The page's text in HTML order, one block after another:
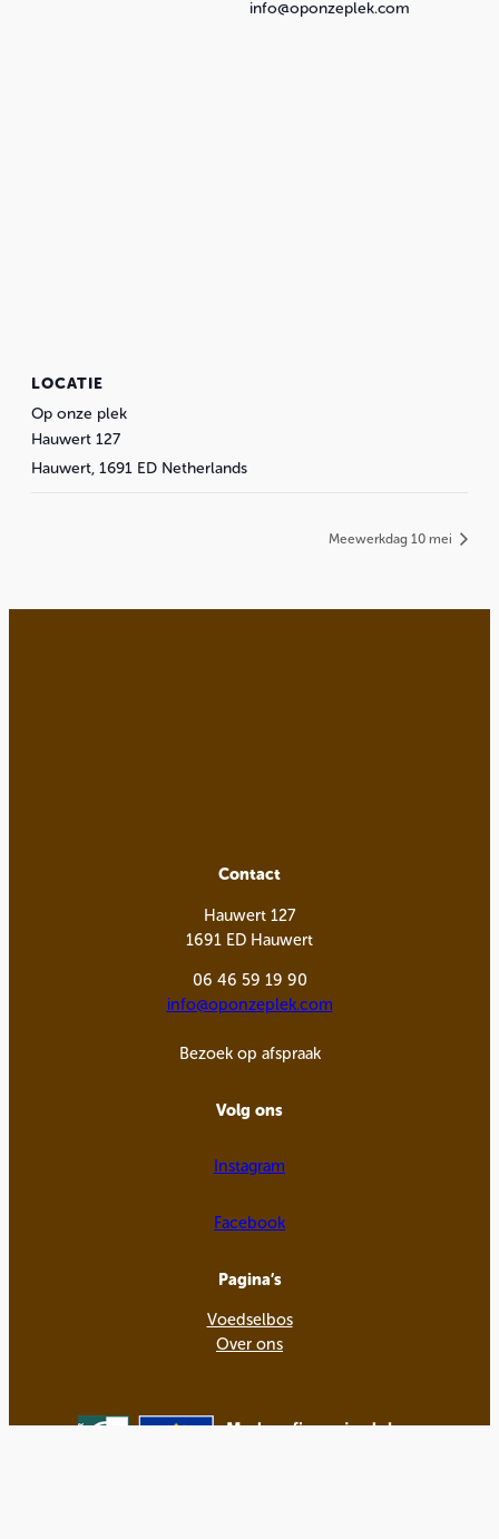
info@oponzeplek.com
LOCATIE
Op onze plek
Hauwert 127
Hauwert, 1691 ED Netherlands
Meewerkdag 10 mei
Contact
Hauwert 127
1691 ED Hauwert
06 46 59 19 90
info@oponzeplek.com
Bezoek op afspraak
Volg ons
Instagram
Facebook
Pagina’s
Voedselbos
Over ons